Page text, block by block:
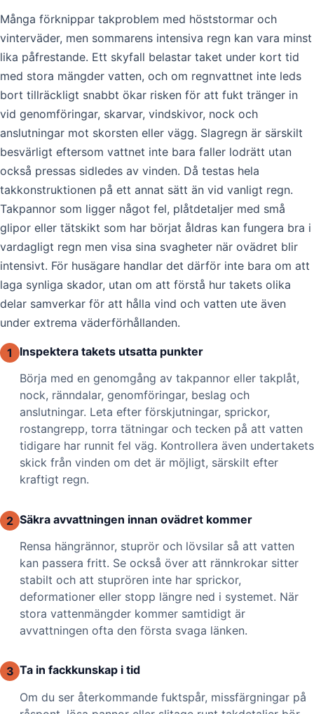
Många förknippar takproblem med höststormar och
vinterväder, men sommarens intensiva regn kan vara minst
lika påfrestande. Ett skyfall belastar taket under kort tid
med stora mängder vatten, och om regnvattnet inte leds
bort tillräckligt snabbt ökar risken för att fukt tränger in
vid genomföringar, skarvar, vindskivor, nock och
anslutningar mot skorsten eller vägg. Slagregn är särskilt
besvärligt eftersom vattnet inte bara faller lodrätt utan
också pressas sidledes av vinden. Då testas hela
takkonstruktionen på ett annat sätt än vid vanligt regn.
Takpannor som ligger något fel, plåtdetaljer med små
glipor eller tätskikt som har börjat åldras kan fungera bra i
vardagligt regn men visa sina svagheter när ovädret blir
intensivt. För husägare handlar det därför inte bara om att
laga synliga skador, utan om att förstå hur takets olika
delar samverkar för att hålla vind och vatten ute även
under extrema väderförhållanden.
1
Inspektera takets utsatta punkter
Börja med en genomgång av takpannor eller takplåt,
nock, ränndalar, genomföringar, beslag och
anslutningar. Leta efter förskjutningar, sprickor,
rostangrepp, torra tätningar och tecken på att vatten
tidigare har runnit fel väg. Kontrollera även undertakets
skick från vinden om det är möjligt, särskilt efter
kraftigt regn.
2 Säkra avvattningen innan ovädret kommer
Rensa hängrännor, stuprör och lövsilar så att vatten
kan passera fritt. Se också över att rännkrokar sitter
stabilt och att stuprören inte har sprickor,
deformationer eller stopp längre ned i systemet. När
stora vattenmängder kommer samtidigt är
avvattningen ofta den första svaga länken.
3 Ta in fackkunskap i tid
Om du ser återkommande fuktspår, missfärgningar på